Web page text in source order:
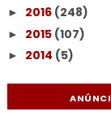
► 2016 (248)
► 2015 (107)
► 2014 (5)